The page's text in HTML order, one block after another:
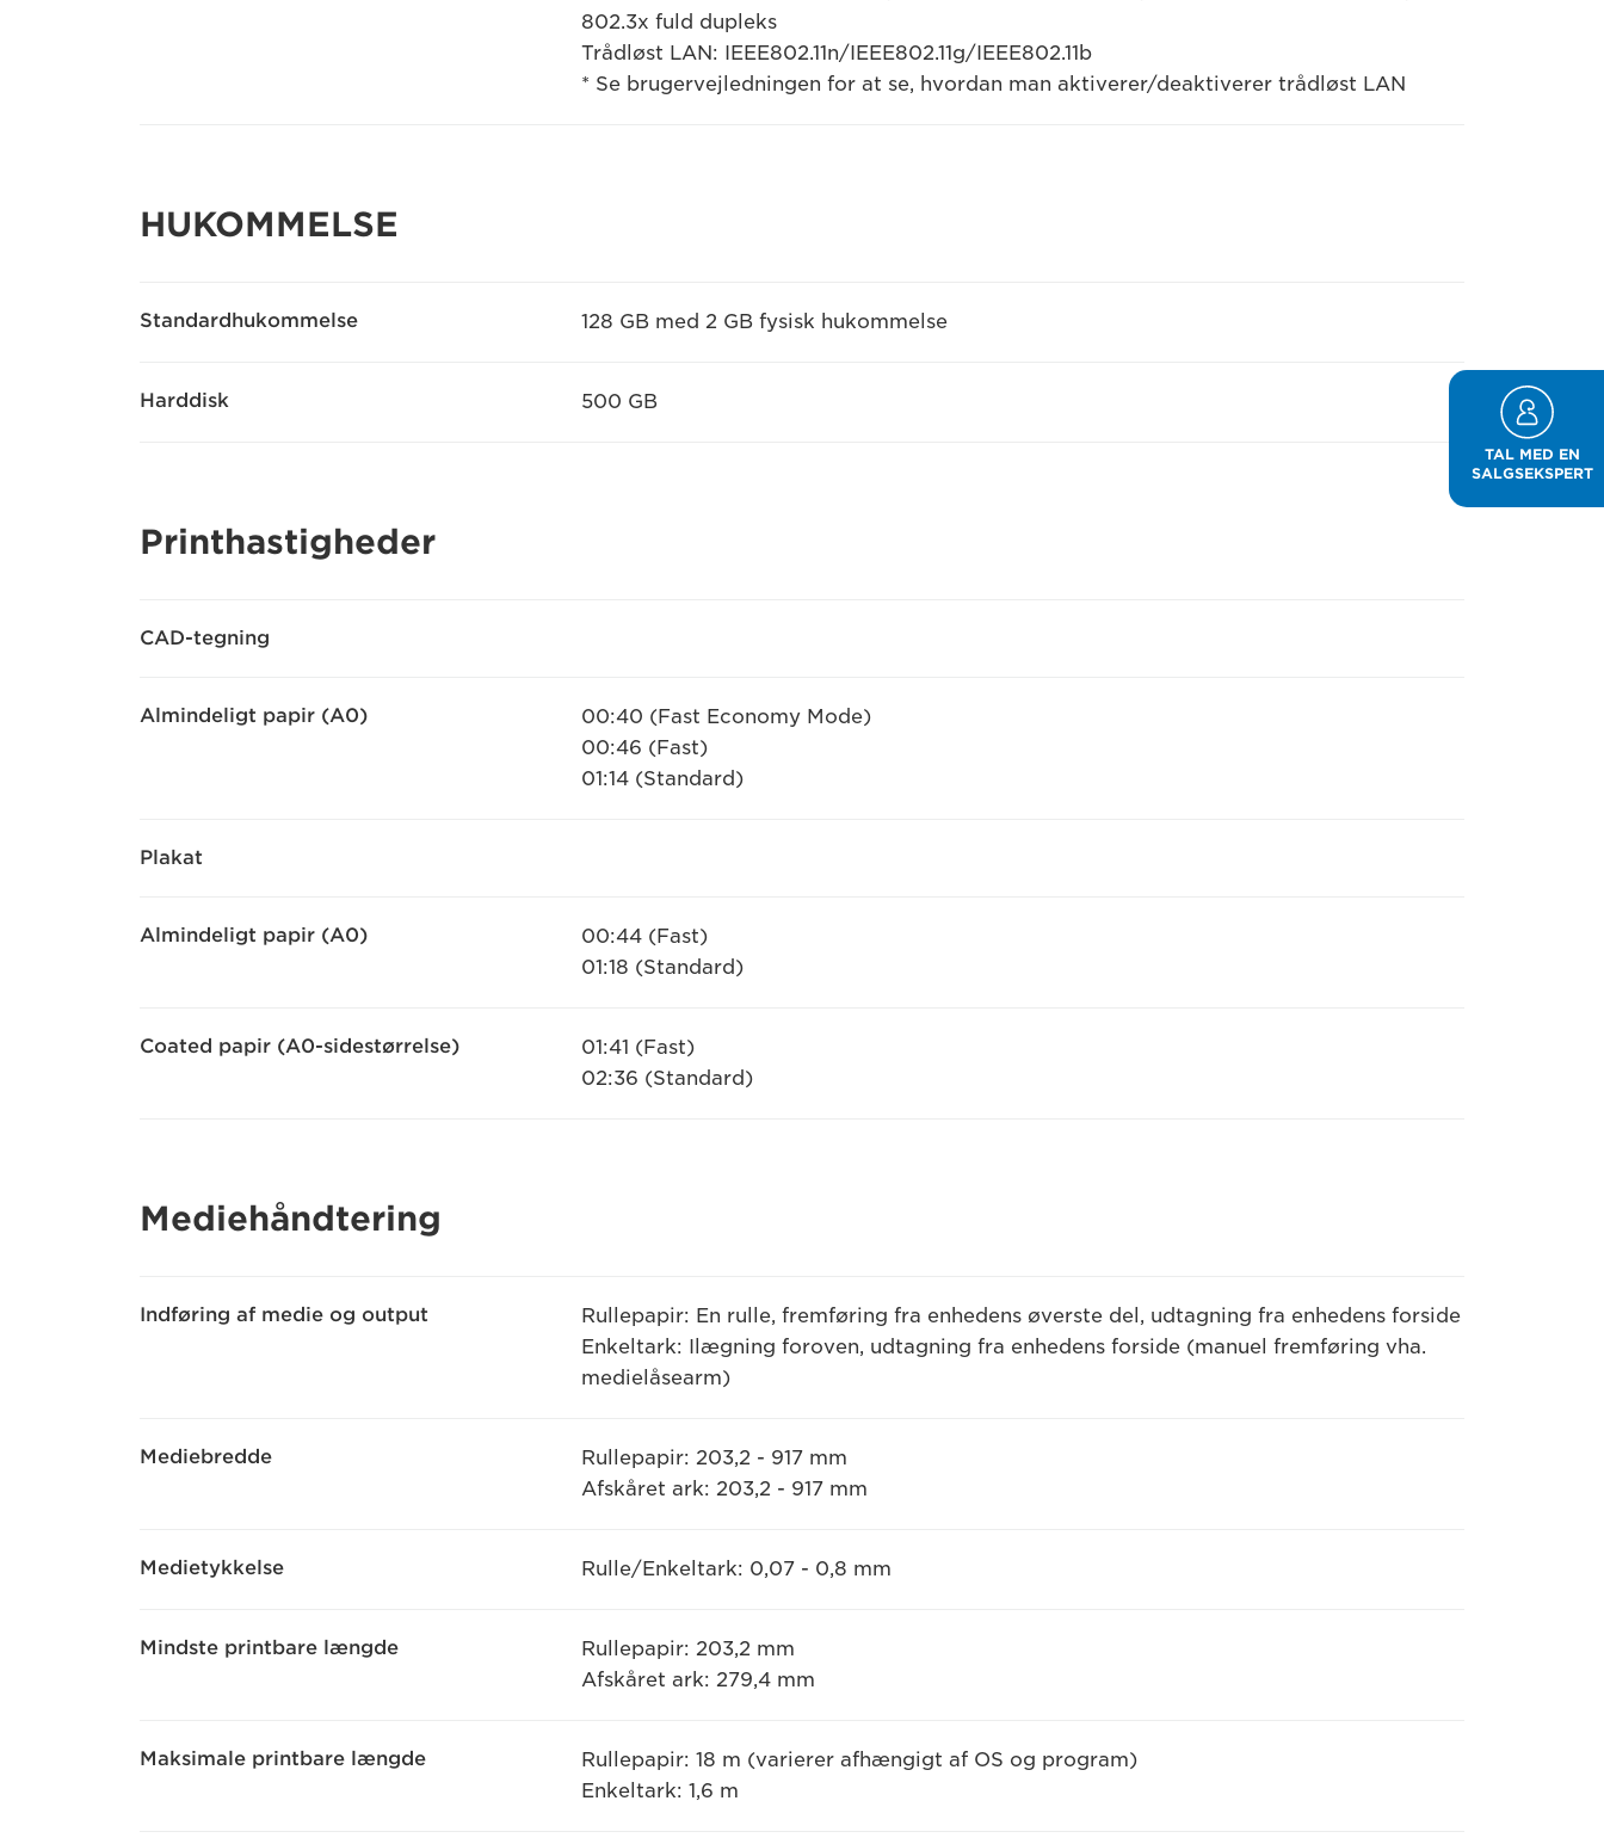
802.3x fuld dupleks
Trådløst LAN: IEEE802.11n/IEEE802.11g/IEEE802.11b
* Se brugervejledningen for at se, hvordan man aktiverer/deaktiverer trådløst LAN
HUKOMMELSE
Standardhukommelse 128 GB med 2 GB fysisk hukommelse
Harddisk 500 GB
Printhastigheder
CAD-tegning
Almindeligt papir (A0)
00:40 (Fast Economy Mode)
00:46 (Fast)
01:14 (Standard)
Plakat
Almindeligt papir (A0)
00:44 (Fast)
01:18 (Standard)
Coated papir (A0-sidestørrelse)
01:41 (Fast)
02:36 (Standard)
Mediehåndtering
Indføring af medie og output
Rullepapir: En rulle, fremføring fra enhedens øverste del, udtagning fra enhedens forside
Enkeltark: Ilægning foroven, udtagning fra enhedens forside (manuel fremføring vha.
medielåsearm)
Mediebredde
Rullepapir: 203,2 - 917 mm
Afskåret ark: 203,2 - 917 mm
Medietykkelse Rulle/Enkeltark: 0,07 - 0,8 mm
Mindste printbare længde
Rullepapir: 203,2 mm
Afskåret ark: 279,4 mm
Maksimale printbare længde
Rullepapir: 18 m (varierer afhængigt af OS og program)
Enkeltark: 1,6 m
TAL MED EN
SALGSEKSPERT